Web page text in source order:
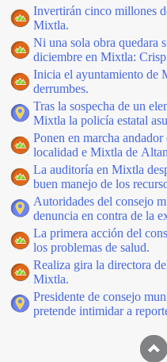
Invertirán cinco millones
Mixtla.
Ni una sola obra quedara
diciembre en Mixtla:
Inicia el ayuntamiento de
derrumbes.
Tras la sospecha de un
Mixtla la policía estatal
Ponen en marcha
localidad e Mixtla de
La auditoría en Mixtla
buen manejo de los
Autoridades del consejo
denuncia en contra de la
La primera acción del
los problemas de salud.
Realiza gira la directora
Mixtla.
Presidente de consejo
pretende intimidar a